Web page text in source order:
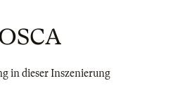
in dieser Inszenierung